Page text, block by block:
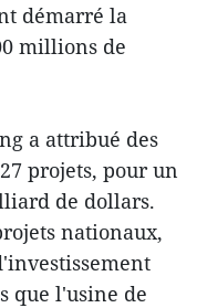
démarré la
millions de
a attribué des
projets, pour un
de dollars.
nationaux,
que l'usine de